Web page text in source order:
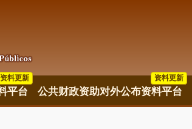
平台
资料更新
公共财政资助对外公布资料平台
资料更新
资料更新